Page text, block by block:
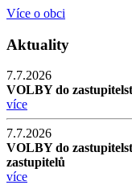
Více o obci
Aktuality
7.7.2026
VOLBY do
více
7.7.2026
VOLBY do
zastupitelů
více